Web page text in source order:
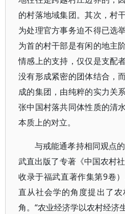
的村落地域集团。其次，村
为处理官方事务迫不得已选
为首的村干部是有闲的地主
情感上的支持，仅仅是支配
没有形成紧密的团体结合，
成的集团，由纯粹的实力关
张中国村落共同体性质的清
本质上的对立。
与戒能通孝持相同观点
武直出版了专著《中国农村
收录于福武直著作集第9卷
直从社会学的角度提出了
角。“农业经济学以农村经济